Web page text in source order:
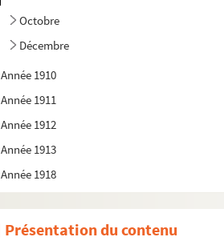
Octobre
Décembre
Année 1910
Année 1911
Année 1912
Année 1913
Année 1918
Présentation du contenu